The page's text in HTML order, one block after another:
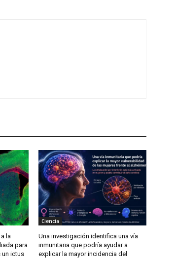
la
para
un ictus
Ciencia
Una investigación identifica una vía
inmunitaria que podría ayudar a
explicar la mayor incidencia del